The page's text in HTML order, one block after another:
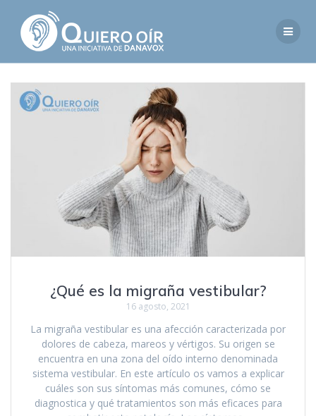
contenido
¿Qué es la migraña vestibular?
16 agosto, 2021
La migraña vestibular es una afección caracterizada por
dolores de cabeza, mareos y vértigos. Su origen se
encuentra en una zona del oído interno denominada
sistema vestibular. En este artículo os vamos a explicar
cuáles son sus síntomas más comunes, cómo se
diagnostica y qué tratamientos son más eficaces para